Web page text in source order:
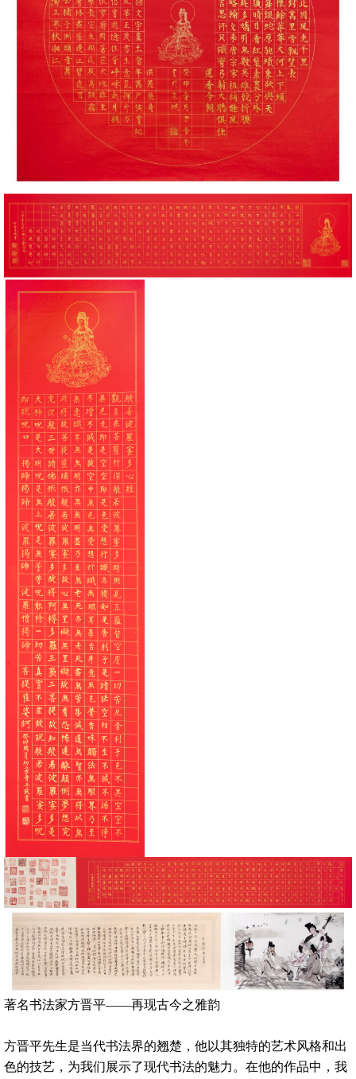
著名书法家方晋平——再现古今之雅韵
方晋平先生是当代书法界的翘楚，他以其独特的艺术风格和出
色的技艺，为我们展示了现代书法的魅力。在他的作品中，我